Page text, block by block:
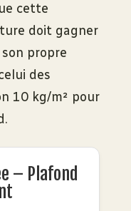
cette
doit gagner
propre
des
10 kg/m² pour
– Plafond